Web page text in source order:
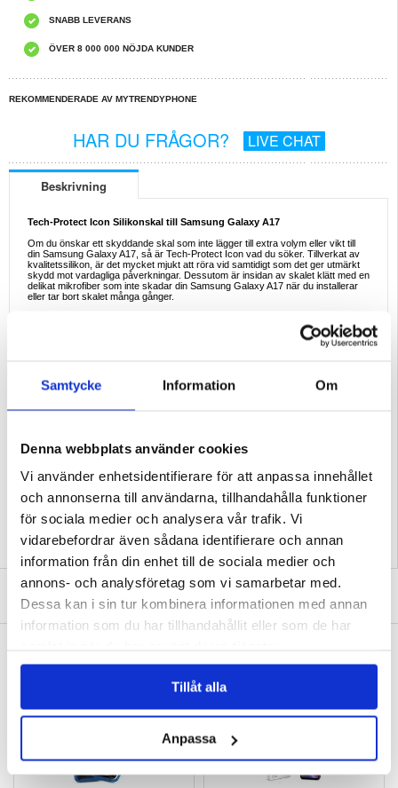
Samtycke Information Om
Denna webbplats använder cookies
Vi använder enhetsidentifierare för att anpassa innehållet
och annonserna till användarna, tillhandahålla funktioner
för sociala medier och analysera vår trafik. Vi
vidarebefordrar även sådana identifierare och annan
information från din enhet till de sociala medier och
annons- och analysföretag som vi samarbetar med.
Dessa kan i sin tur kombinera informationen med annan
information som du har tillhandahållit eller som de har
Tillåt alla
Anpassa
SNABB LEVERANS
ÖVER 8 000 000 NÖJDA KUNDER
REKOMMENDERADE AV MYTRENDYPHONE
HAR DU FRÅGOR? LIVE CHAT
Beskrivning
Tech-Protect Icon Silikonskal till Samsung Galaxy A17
Om du önskar ett skyddande skal som inte lägger till extra volym eller vikt till
din Samsung Galaxy A17, så är Tech-Protect Icon vad du söker. Tillverkat av
kvalitetssilikon, är det mycket mjukt att röra vid samtidigt som det ger utmärkt
skydd mot vardagliga påverkningar. Dessutom är insidan av skalet klätt med en
delikat mikrofiber som inte skadar din Samsung Galaxy A17 när du installerar
eller tar bort skalet många gånger.
- Premium Tech-Protect Icon silikonskal för Samsung Galaxy A17
- Flexibelt men solidt, designat för att skydda din Samsung Galaxy A17 från
- Tech-Protect Icon-skalet är tillverkat av hållbar silikon och inre
mikrofibermaterial
Kompatibilitet:Samsung Galaxy A17 5G, Samsung Galaxy A17 4G
EAN: 5906302332502
Relaterade kategorier:Mobiltillbehör ,Samsung Skal & Tillbehör,Samsung
SKRIV EN RECENSION
Samsung Galaxy A17 Tech-Protect Supreme
Samsung Galaxy A17/A26 Skärmskydd av
Genomskinlig